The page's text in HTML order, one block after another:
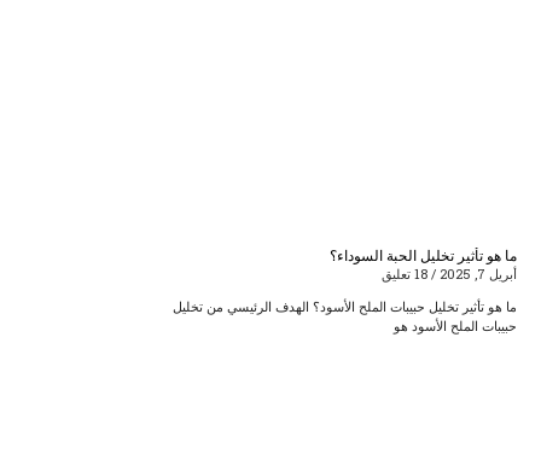
ما هو تأثير تخليل الحبة السوداء؟
أبريل 7, 2025
ما هو تأثير تخليل حبيبات الملح الأسود؟ الهدف الرئيسي من تخليل
حبيبات الملح الأسود هو